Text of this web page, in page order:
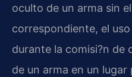
oculto de un arma sin
correspondiente, el
durante la comisi?n de
de un arma en un